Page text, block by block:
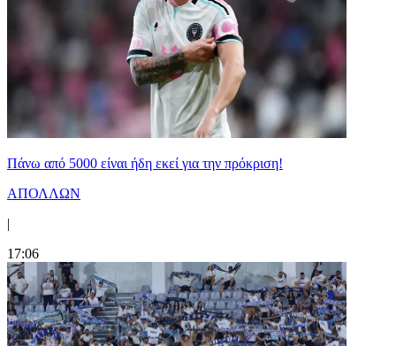
Πάνω από 5000 είναι ήδη εκεί για την πρόκριση!
ΑΠΟΛΛΩΝ
|
17:06